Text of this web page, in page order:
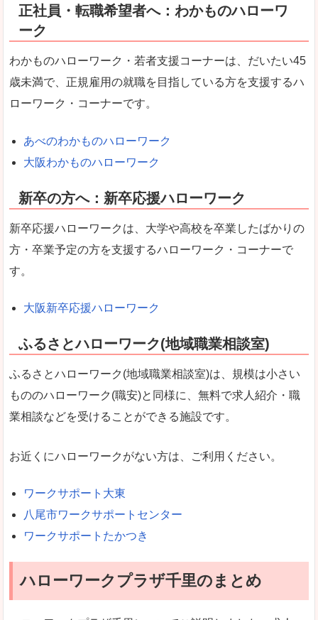
正社員・転職希望者へ：わかものハローワ
ーク
わかものハローワーク・若者支援コーナーは、だいたい45
歳未満で、正規雇用の就職を目指している方を支援するハ
ローワーク・コーナーです。
あべのわかものハローワーク
大阪わかものハローワーク
新卒の方へ：新卒応援ハローワーク
新卒応援ハローワークは、大学や高校を卒業したばかりの
方・卒業予定の方を支援するハローワーク・コーナーで
す。
大阪新卒応援ハローワーク
ふるさとハローワーク(地域職業相談室)
ふるさとハローワーク(地域職業相談室)は、規模は小さい
もののハローワーク(職安)と同様に、無料で求人紹介・職
業相談などを受けることができる施設です。
お近くにハローワークがない方は、ご利用ください。
ワークサポート大東
八尾市ワークサポートセンター
ワークサポートたかつき
ハローワークプラザ千里のまとめ